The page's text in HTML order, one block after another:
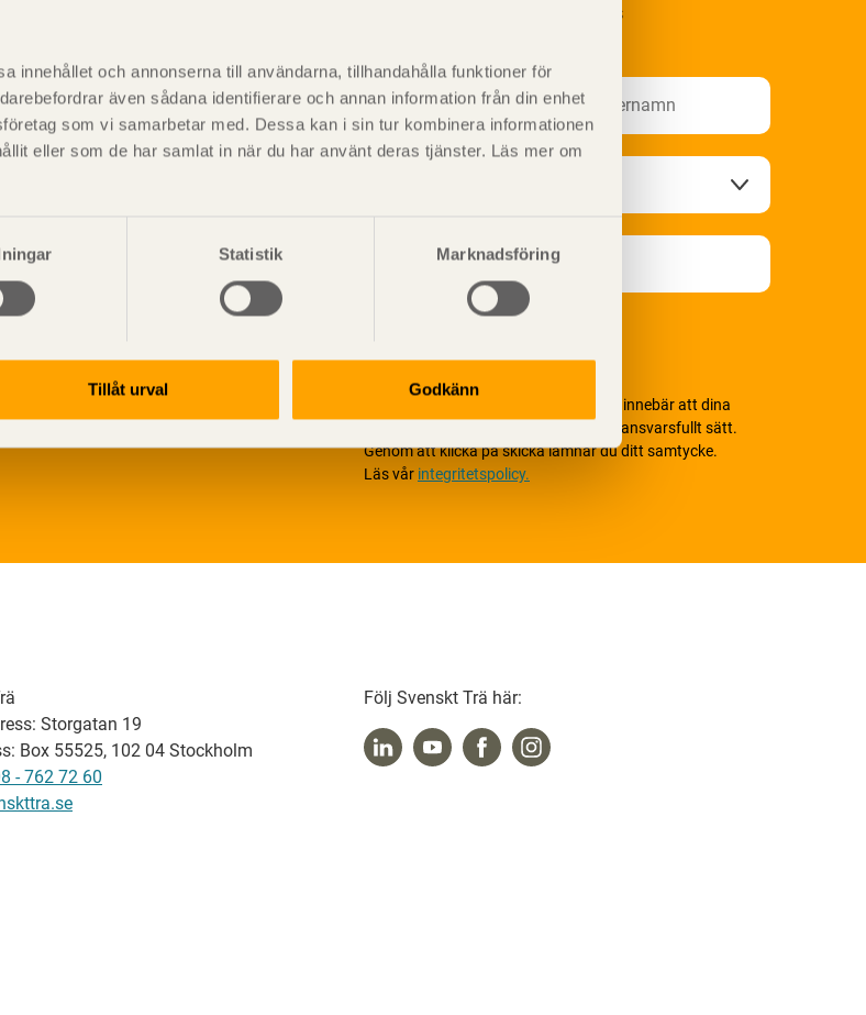
innehållet och annonserna till användarna, tillhandahålla funktioner för
även sådana identifierare och annan information från din enhet
som vi samarbetar med. Dessa kan i sin tur kombinera informationen
eller som de har samlat in när du har använt deras tjänster. Läs mer om
Statistik Marknadsföring
Tillåt urval Godkänn
och deras
Prenumerera på Svenskt Träs
Vi värnar om personlig integritet vilket innebär att dina
personuppgifter alltid hanteras på ett ansvarsfullt sätt.
Genom att klicka på skicka lämnar du ditt samtycke.
Läs vår integritetspolicy.
Storgatan 19
Box 55525, 102 04 Stockholm
- 762 72 60
Följ Svenskt Trä här: